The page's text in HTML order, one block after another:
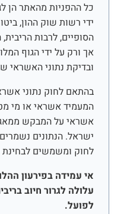
כל ההפניות מהאתר הן
ידי רשות שוק ההון,
הסופיים, לרבות
אך ורק על ידי הגוף
ובדיקת נתוני האשראי
המעמיד אשראי או מי
אשראי על המבקש
ישראל. הנתונים
לחוק ומשמשים
אי עמידה בפירעון
עלולה לגרור חיוב
לפועל.